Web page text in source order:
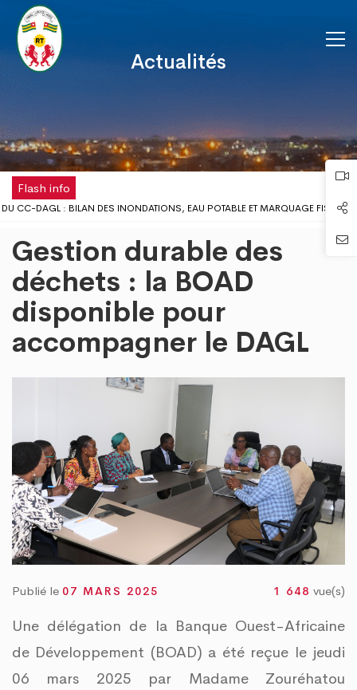
Actualités
Flash info
CC-DAGL : BILAN DES INONDATIONS, EAU POTABLE ET MARQUAGE FISCAL
DISPOSE DÉSORMAIS D'UNE ANTENNE RÉGIONALE DE LA CHAMBRE DE
PROBLÈMES D’INONDATIONS DANS LE GRAND LOMÉ : L’ENTRÉE EN SCÈNE DU
DU DISTRICT AUTONOME DU GRAND LOMÉ A TENU SA 2ÈME
D’INONDATION DANS LE GRAND LOMÉ : VERS UNE SYNERGIE
DU DAGL A PRIS PART AU LANCEMENT DE LA CAMPAGNE DE VACCINATION
PROPRE » : LE DAGL SUPPRIME UN DÉPOTOIR SAUVAGE DANS LA
DU PEUL III : DES ÉQUIPEMENTS SPORTIFS OFFERTS AUX COMMUNES DU
Gestion durable des
déchets : la BOAD
disponible pour
accompagner le DAGL
Publié le 07 MARS 2025 1 648 vue(s)
Une délégation de la Banque Ouest-Africaine
de Développement (BOAD) a été reçue le jeudi
06 mars 2025 par Madame Zouréhatou